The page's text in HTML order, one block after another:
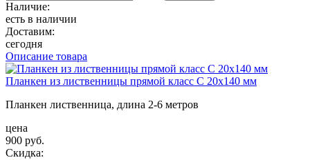
Наличие:
есть в наличии
Доставим:
сегодня
Описание товара
Планкен из лиственницы прямой класс С 20x140 мм
Планкен лиственница, длина 2-6 метров
цена
900 руб.
Скидка: